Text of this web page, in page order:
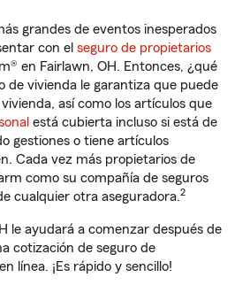
grandes de eventos inesperados
con el seguro de propietarios
en Fairlawn, OH. Entonces, ¿qué
de vivienda le garantiza que puede
así como los artículos que
está cubierta incluso si está de
gestiones o tiene artículos
Cada vez más propietarios de
como su compañía de seguros
cualquier otra aseguradora.2
le ayudará a comenzar después de
cotización de seguro de
línea. ¡Es rápido y sencillo!